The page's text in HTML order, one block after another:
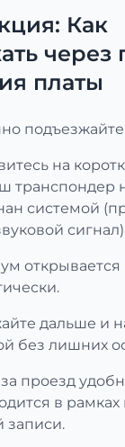
Как
через
платы
на
транспондер
системой
открывается
дальше и
без лишних
проезд
в
записи.